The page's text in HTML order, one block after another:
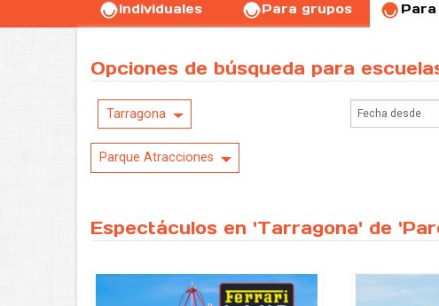
Individuales Para grupos
Opciones de búsqueda para
Tarragona
Parque Atracciones
Espectáculos en 'Tarragona' de